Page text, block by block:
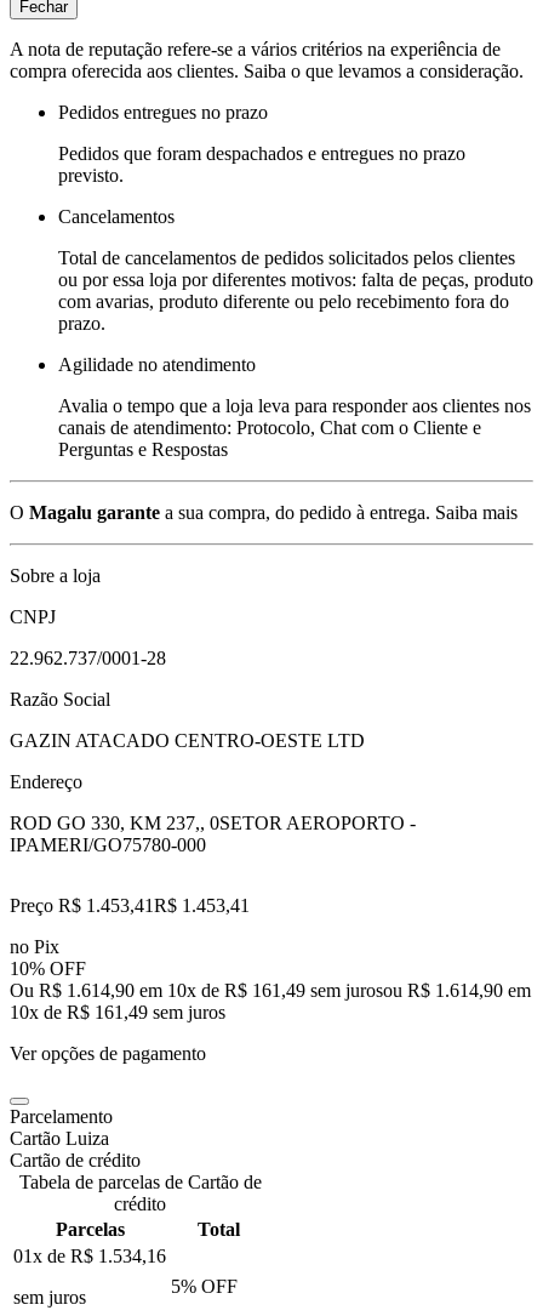
Fechar
A nota de reputação refere-se a vários critérios na experiência de
compra oferecida aos clientes. Saiba o que levamos a consideração.
Pedidos entregues no prazo
Pedidos que foram despachados e entregues no prazo
previsto.
Cancelamentos
Total de cancelamentos de pedidos solicitados pelos clientes
ou por essa loja por diferentes motivos: falta de peças, produto
com avarias, produto diferente ou pelo recebimento fora do
prazo.
Agilidade no atendimento
Avalia o tempo que a loja leva para responder aos clientes nos
canais de atendimento: Protocolo, Chat com o Cliente e
Perguntas e Respostas
O Magalu garante a sua compra, do pedido à entrega. Saiba mais
Sobre a loja
CNPJ
22.962.737/0001-28
Razão Social
GAZIN ATACADO CENTRO-OESTE LTD
Endereço
ROD GO 330, KM 237,, 0SETOR AEROPORTO -
IPAMERI/GO75780-000
Preço R$ 1.453,41R$ 1.453,41
no Pix
10% OFF
Ou R$ 1.614,90 em 10x de R$ 161,49 sem jurosou R$ 1.614,90 em
10x de R$ 161,49 sem juros
Ver opções de pagamento
Parcelamento
Cartão Luiza
Cartão de crédito
Tabela de parcelas de Cartão de
crédito
Parcelas
Total
01x de R$ 1.534,16
sem juros
5% OFF